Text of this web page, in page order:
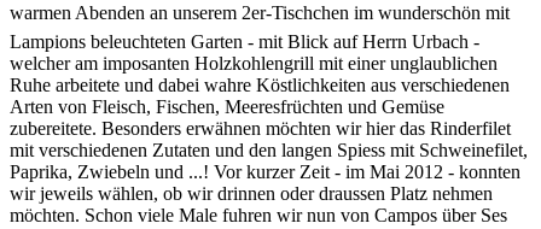
warmen Abenden an unserem 2er-Tischchen im wunderschön mit
Lampions beleuchteten Garten - mit Blick auf Herrn Urbach -
welcher am imposanten Holzkohlengrill mit einer unglaublichen
Ruhe arbeitete und dabei wahre Köstlichkeiten aus verschiedenen
Arten von Fleisch, Fischen, Meeresfrüchten und Gemüse
zubereitete. Besonders erwähnen möchten wir hier das Rinderfilet
mit verschiedenen Zutaten und den langen Spiess mit Schweinefilet,
Paprika, Zwiebeln und ...! Vor kurzer Zeit - im Mai 2012 - konnten
wir jeweils wählen, ob wir drinnen oder draussen Platz nehmen
möchten. Schon viele Male fuhren wir nun von Campos über Ses